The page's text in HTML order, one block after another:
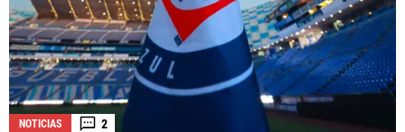
NOTICIAS 2